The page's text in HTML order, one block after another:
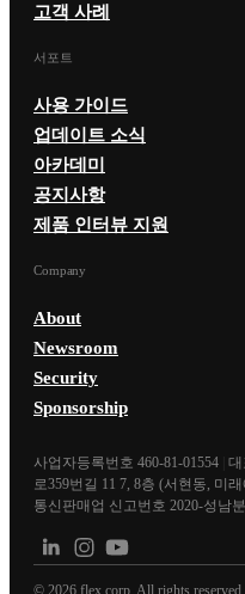
고객 사례
서포트
사용 가이드
업데이트 소식
아카데미
공지사항
제품 인터뷰 지원
Company
About
Newsroom
Security
Sponsorship
사업자등록번호 460-81-01554
로359번길 11 7, 8층 (서현동, 미
통신판매업 신고번호 2020-성남
© 2026 flex corp. All rights reserved.